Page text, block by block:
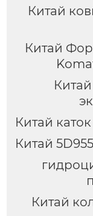
Китай
Китай
Китай
Китай
Китай